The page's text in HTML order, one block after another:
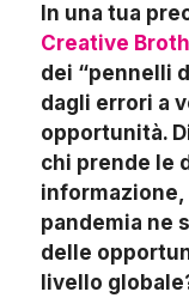
In una tua
Creative
dei “pennelli
dagli errori a
opportunità.
chi prende le
informazione,
pandemia ne
delle
livello